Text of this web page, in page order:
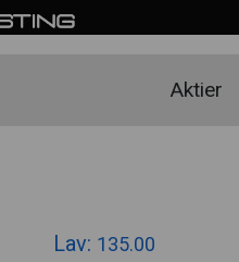
Aktier
Lav: 135.00